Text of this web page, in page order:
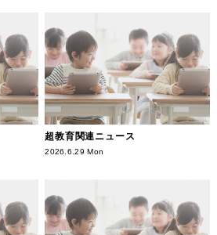
超教育関連ニュース
2026.6.29 Mon